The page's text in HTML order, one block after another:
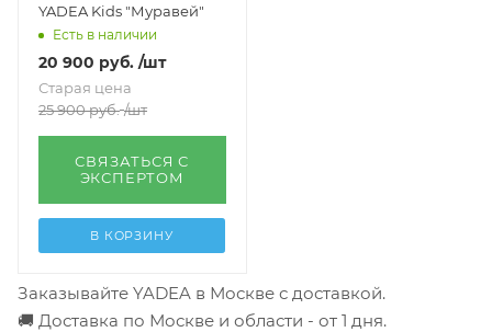
YADEA Kids "Муравей"
Есть в наличии
20 900 руб. /шт
Старая цена
25 900руб. /шт
СВЯЗАТЬСЯ С
ЭКСПЕРТОМ
В КОРЗИНУ
Заказывайте YADEA в Москве с доставкой.
🚚 Доставка по Москве и области - от 1 дня.